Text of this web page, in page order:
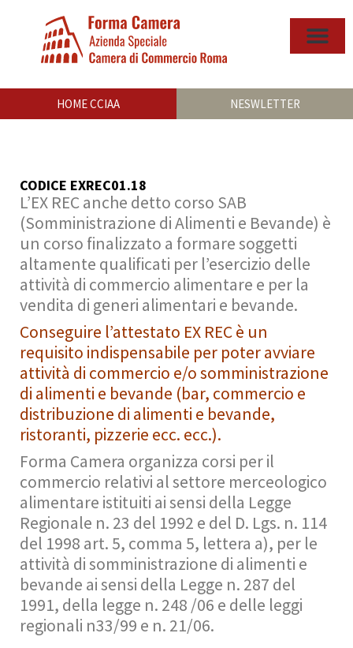
HOME CCIAA NESWLETTER
CODICE EXREC01.18
L’EX REC anche detto corso SAB
(Somministrazione di Alimenti e Bevande) è
un corso finalizzato a formare soggetti
altamente qualificati per l’esercizio delle
attività di commercio alimentare e per la
vendita di generi alimentari e bevande.
Conseguire l’attestato EX REC è un
requisito indispensabile per poter avviare
attività di commercio e/o somministrazione
di alimenti e bevande (bar, commercio e
distribuzione di alimenti e bevande,
ristoranti, pizzerie ecc. ecc.).
Forma Camera organizza corsi per il
commercio relativi al settore merceologico
alimentare istituiti ai sensi della Legge
Regionale n. 23 del 1992 e del D. Lgs. n. 114
del 1998 art. 5, comma 5, lettera a), per le
attività di somministrazione di alimenti e
bevande ai sensi della Legge n. 287 del
1991, della legge n. 248 /06 e delle leggi
regionali n33/99 e n. 21/06.